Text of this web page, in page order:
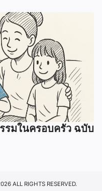
รมในครอบครัว ฉบับ
ALL RIGHTS RESERVED.